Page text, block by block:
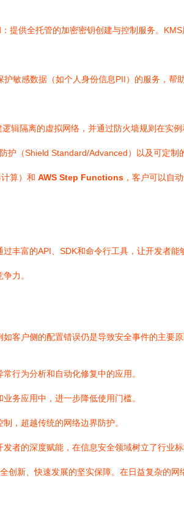
：提供全托管的加密密钥创建与控制服务。
敏感数据（如个人身份信息PII）的服务，帮
逻辑隔离的虚拟网络，并通过防火墙规则在实
护（Shield Standard/Advanced）以及可定
计算）和 AWS Step Functions ，客户可以自
丰富的API、SDK和命令行工具，让开发者
力。
客户侧的配置错误仍是导致安全事件的主要
行为分析和自动化修复中的应用。
务应用中，进一步降低使用门槛。
，超越传统的网络边界防护。
者的深度赋能，在信息安全领域树立了行业
创新、快速发展的坚实保障。在日益复杂的